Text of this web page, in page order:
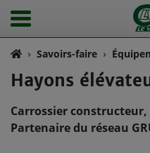
Savoirs-faire
Hayons
Carrossier constructeur,
Partenaire du réseau